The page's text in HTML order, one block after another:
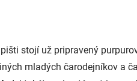
stojí už pripravený
mladých čarodejníkov a